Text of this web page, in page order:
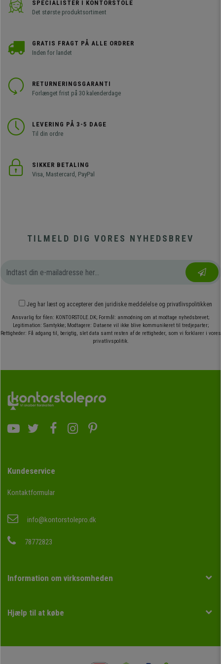
SPECIALISTER I KONTORSTOLE
Det største produktsortiment
GRATIS FRAGT PÅ ALLE ORDRER
Inden for landet
RETURNERINGSGARANTI
Forlænget frist på 30 kalenderdage
LEVERING PÅ 3-5 DAGE
Til din ordre
SIKKER BETALING
Visa, Mastercard, PayPal
TILMELD DIG VORES NYHEDSBREV
Jeg har læst og accepterer den juridiske meddelelse og privatlivspolitikken
Ansvarlig for filen: KONTORSTOLE.DK; Formål: anmodning om at modtage nyhedsbrevet;
Legitimation: Samtykke; Modtagere: Dataene vil ikke blive kommunikeret til tredjeparter;
Rettigheder: Få adgang til, berigtig, slet data samt resten af de rettigheder, som vi forklarer i vores
privatlivspolitik.
Kundeservice
Kontaktformular
info@kontorstolepro.dk
78772823
Information om virksomheden
Hjælp til at købe